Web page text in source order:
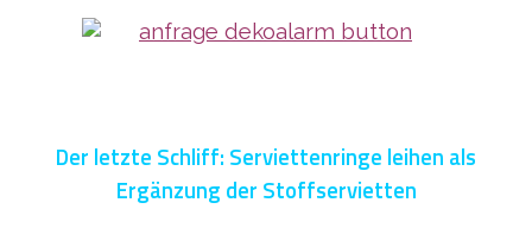
Der letzte Schliff: Serviettenringe leihen als
Ergänzung der Stoffservietten